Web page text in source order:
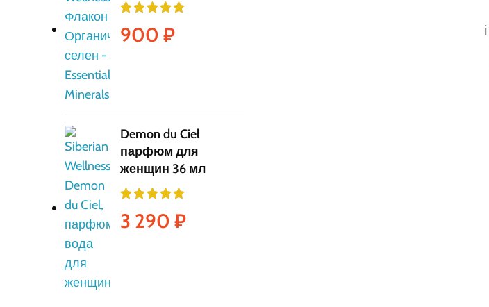
900 ₽
Demon du Ciel
парфюм для
женщин 36 мл
3 290 ₽
ℹ️